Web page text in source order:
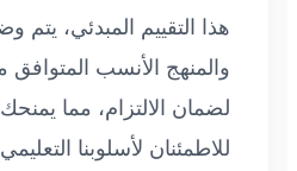
هذا التقييم المبدئي، يتم
والمنهج الأنسب
لضمان الالتزام، مما
للاطمئنان لأسلوبنا